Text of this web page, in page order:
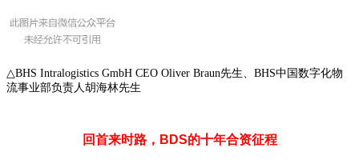
△BHS Intralogistics GmbH CEO Oliver Braun先生、BHS中国数字化物
流事业部负责人胡海林先生
回首来时路， BDS的十年合资征程